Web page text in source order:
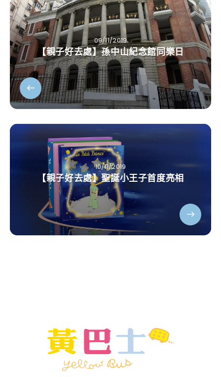
09/11/2019
【親子好去處】孫中山紀念館同樂日
10/11/2019
【親子好去處】聖誕小王子首度亮相